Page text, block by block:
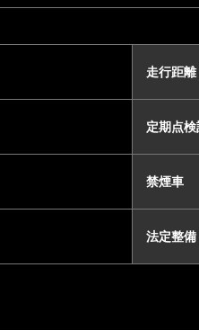
走行距離
定期点
禁煙車
法定整備